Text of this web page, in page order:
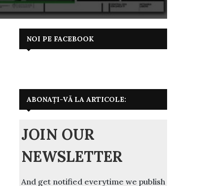
NOI PE FACEBOOK
ABONAȚI-VĂ LA ARTICOLE:
JOIN OUR
NEWSLETTER
And get notified everytime we publish